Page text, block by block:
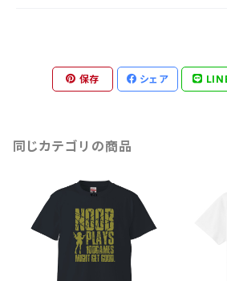
保存 シェア
同じカテゴリの商品